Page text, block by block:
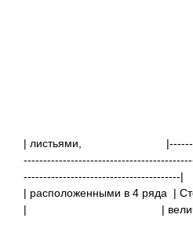
| листьями,
----------------------------------------|
| расположенными в 4 ряда
|
|
|